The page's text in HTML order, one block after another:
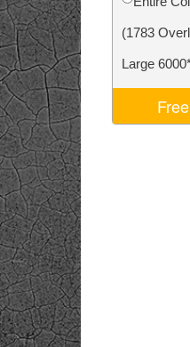
Video Editing Services
(1783
Large